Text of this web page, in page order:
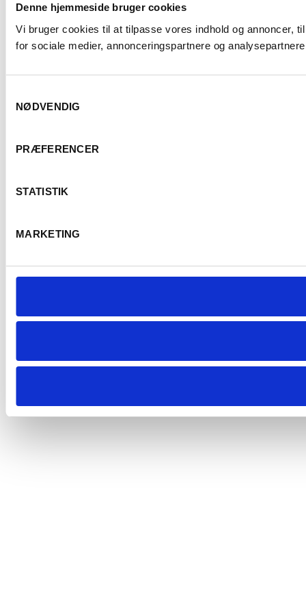
Denne hjemmeside bruger cookies
Vi bruger cookies til at tilpasse vores indhold og annoncer,
for sociale medier, annonceringspartnere og
NØDVENDIG
PRÆFERENCER
STATISTIK
MARKETING